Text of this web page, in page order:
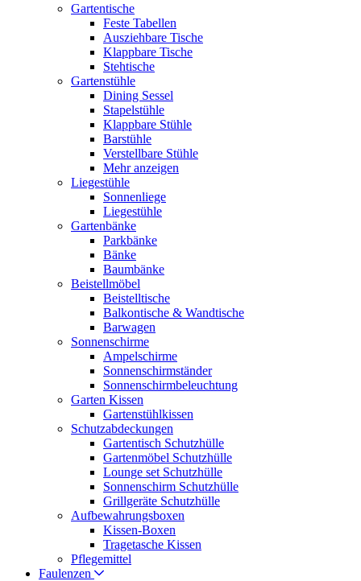
Gartentische
Feste Tabellen
Ausziehbare Tische
Klappbare Tische
Stehtische
Gartenstühle
Dining Sessel
Stapelstühle
Klappbare Stühle
Barstühle
Verstellbare Stühle
Mehr anzeigen
Liegestühle
Sonnenliege
Liegestühle
Gartenbänke
Parkbänke
Bänke
Baumbänke
Beistellmöbel
Beistelltische
Balkontische & Wandtische
Barwagen
Sonnenschirme
Ampelschirme
Sonnenschirmständer
Sonnenschirmbeleuchtung
Garten Kissen
Gartenstühlkissen
Schutzabdeckungen
Gartentisch Schutzhülle
Gartenmöbel Schutzhülle
Lounge set Schutzhülle
Sonnenschirm Schutzhülle
Grillgeräte Schutzhülle
Aufbewahrungsboxen
Kissen-Boxen
Tragetasche Kissen
Pflegemittel
Faulenzen